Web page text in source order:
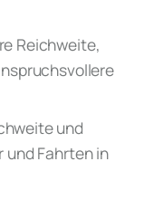
Reichweite,
und
und Fahrten in